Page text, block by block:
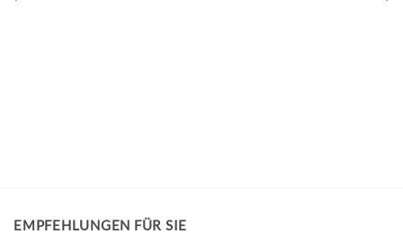
EMPFEHLUNGEN FÜR SIE